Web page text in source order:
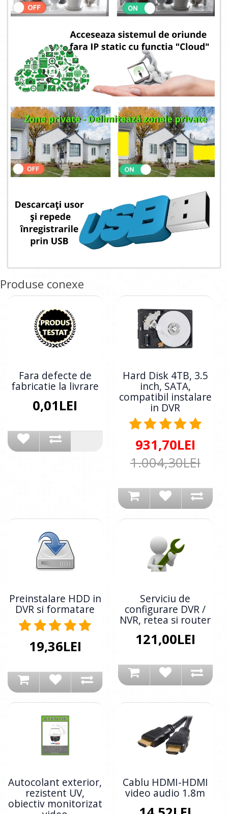
Produse conexe
Fara defecte de
fabricatie la livrare
0,01LEI
Hard Disk 4TB, 3.5
inch, SATA,
compatibil instalare
in DVR
931,70LEI
1.004,30LEI
Preinstalare HDD in
DVR si formatare
19,36LEI
Serviciu de
configurare DVR /
NVR, retea si router
121,00LEI
Autocolant exterior,
rezistent UV,
obiectiv monitorizat
Cablu HDMI-HDMI
video audio 1.8m